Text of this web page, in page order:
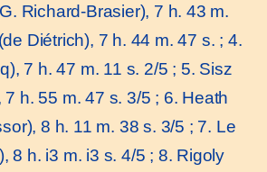
Richard-Brasier), 7 h. 43 m.
Diétrich), 7 h. 44 m. 47 s. ; 4.
7 h. 47 m. 11 s. 2/5 ; 5. Sisz
7 h. 55 m. 47 s. 3/5 ; 6. Heath
8 h. 11 m. 38 s. 3/5 ; 7. Le
8 h. i3 m. i3 s. 4/5 ; 8. Rigoly